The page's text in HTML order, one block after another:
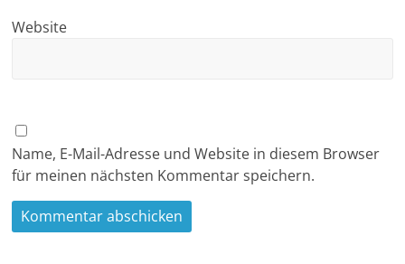
Website
Name, E-Mail-Adresse und Website in diesem Browser
für meinen nächsten Kommentar speichern.